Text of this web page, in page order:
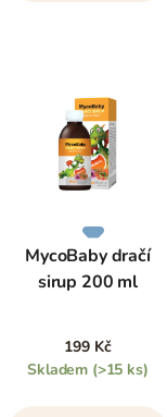
MycoBaby dračí
sirup 200 ml
199 Kč
Skladem (>15 ks)